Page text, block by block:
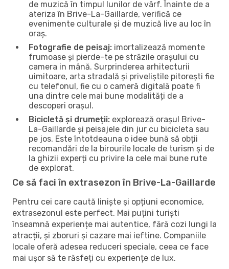
de muzică în timpul lunilor de vârf. Înainte de a
ateriza în Brive-La-Gaillarde, verifică ce
evenimente culturale și de muzică live au loc în
oraș.
Fotografie de peisaj: imortalizează momente
frumoase și pierde-te pe străzile orașului cu
camera in mână. Surprinderea arhitecturii
uimitoare, arta stradală și priveliștile pitorești fie
cu telefonul, fie cu o cameră digitală poate fi
una dintre cele mai bune modalități de a
descoperi orașul.
Bicicletă și drumeții: explorează orașul Brive-
La-Gaillarde și peisajele din jur cu bicicleta sau
pe jos. Este întotdeauna o idee bună să obții
recomandări de la birourile locale de turism și de
la ghizii experți cu privire la cele mai bune rute
de explorat.
Ce să faci în extrasezon în Brive-La-Gaillarde
Pentru cei care caută liniște și opțiuni economice,
extrasezonul este perfect. Mai puțini turiști
înseamnă experiențe mai autentice, fără cozi lungi la
atracții, și zboruri și cazare mai ieftine. Companiile
locale oferă adesea reduceri speciale, ceea ce face
mai ușor să te răsfeți cu experiențe de lux.